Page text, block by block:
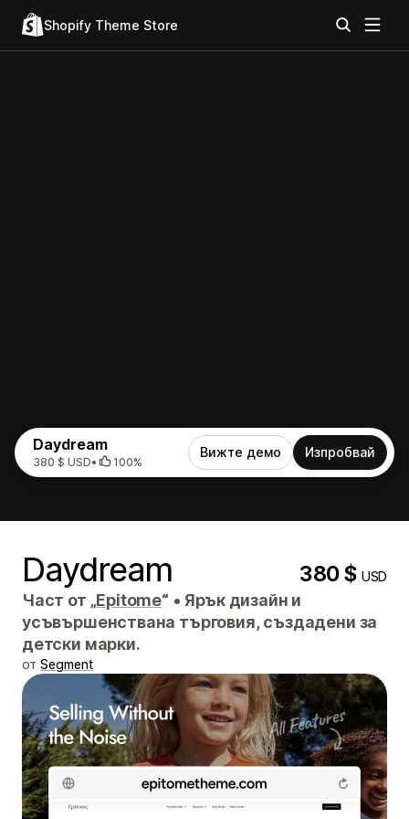
Shopify Theme Store
Daydream
380 $ USD• 100%
Вижте демо Изпробвай
Daydream 380 $USD
Част от „Epitome“ • Ярък дизайн и
усъвършенствана търговия, създадени за
детски марки.
от Segment